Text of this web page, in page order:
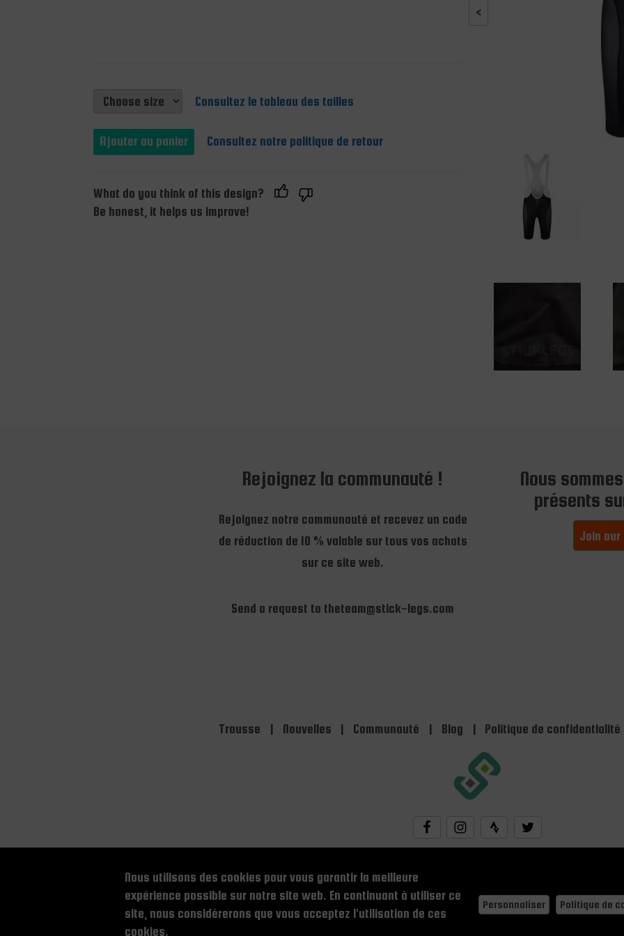
<
Consultez le tableau des tailles
Consultez notre politique de retour
What do you think of this design?
Be honest, it helps us improve!
Rejoignez la communauté !
Rejoignez notre communauté et recevez un code
de réduction de 10 % valable sur tous vos achats
sur ce site web.
Send a request to theteam@stick-legs.com
Nous
présents
Join our
Trousse | Nouvelles | Communauté | Blog | Politique de confidentialité
© 2026 StickLegs. Tous droits réservés.
Language -
| | |
Nous utilisons des cookies pour vous garantir la meilleure
expérience possible sur notre site web. En continuant à utiliser ce
site, nous considérerons que vous acceptez l'utilisation de ces
cookies.
Personnaliser Politique de